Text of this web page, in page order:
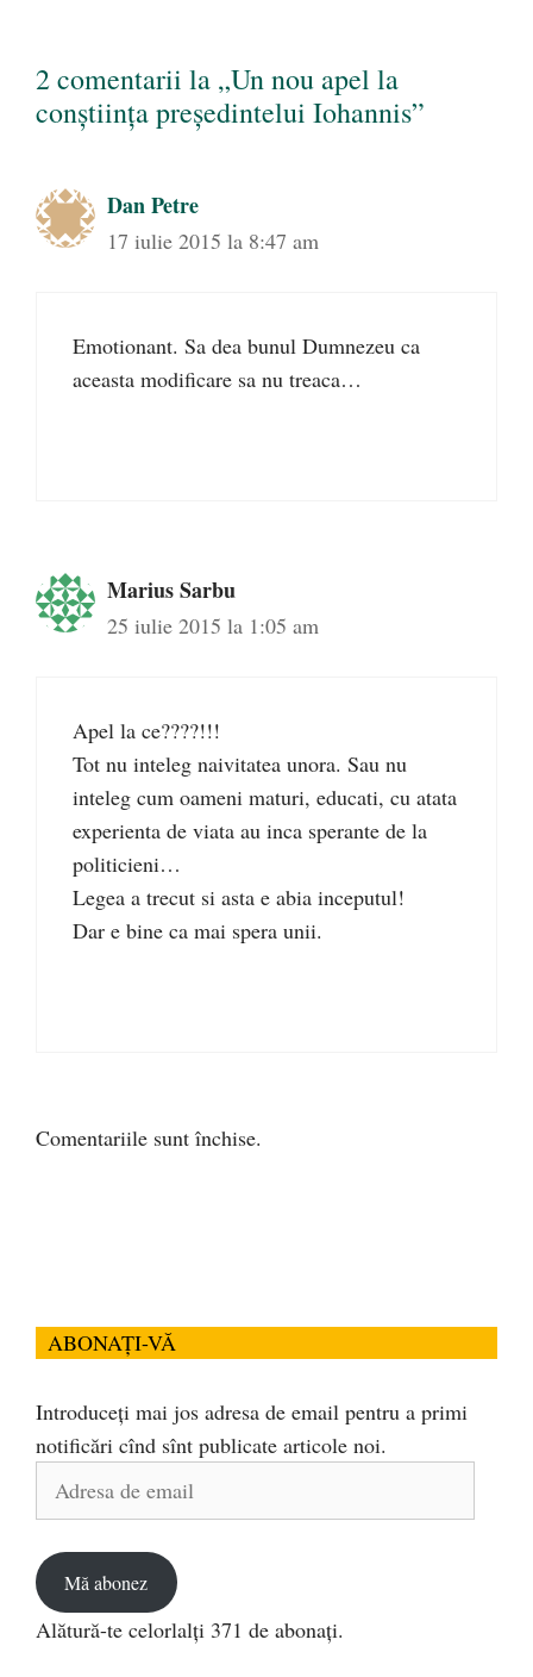
2 comentarii la „Un nou apel la
conştiinţa preşedintelui Iohannis”
Dan Petre
17 iulie 2015 la 8:47 am
Emotionant. Sa dea bunul Dumnezeu ca
aceasta modificare sa nu treaca…
Marius Sarbu
25 iulie 2015 la 1:05 am
Apel la ce????!!!
Tot nu inteleg naivitatea unora. Sau nu
inteleg cum oameni maturi, educati, cu atata
experienta de viata au inca sperante de la
politicieni…
Legea a trecut si asta e abia inceputul!
Dar e bine ca mai spera unii.
Comentariile sunt închise.
ABONAȚI-VĂ
Introduceți mai jos adresa de email pentru a primi
notificări cînd sînt publicate articole noi.
Adresa
Mă abonez
Alătură-te celorlalți 371 de abonați.